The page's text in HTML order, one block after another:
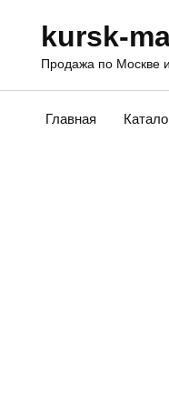
kursk-
Продажа по Москве
Главная